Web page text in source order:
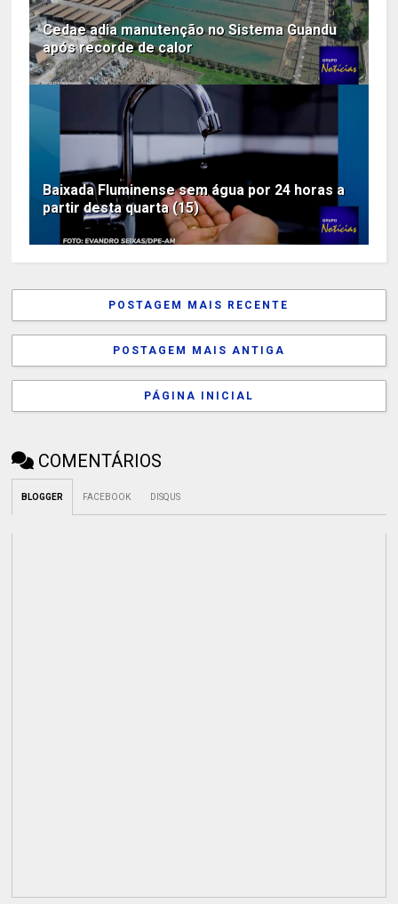
Cedae adia manutenção no Sistema Guandu
após recorde de calor
Baixada Fluminense sem água por 24 horas a
partir desta quarta (15)
POSTAGEM MAIS RECENTE
POSTAGEM MAIS ANTIGA
PÁGINA INICIAL
COMENTÁRIOS
BLOGGER FACEBOOK DISQUS